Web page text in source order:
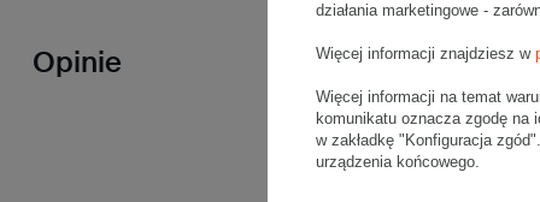
Opinie
działania marketingowe -
Więcej informacji znajdziesz w
Więcej informacji na temat
komunikatu oznacza zgodę na
w zakładkę "Konfiguracja
urządzenia końcowego.